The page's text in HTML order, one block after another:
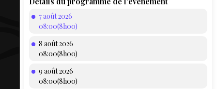
AEQ
7 août 2026
08:00(8h00)
8 août 2026
08:00(8h00)
9 août 2026
08:00(8h00)